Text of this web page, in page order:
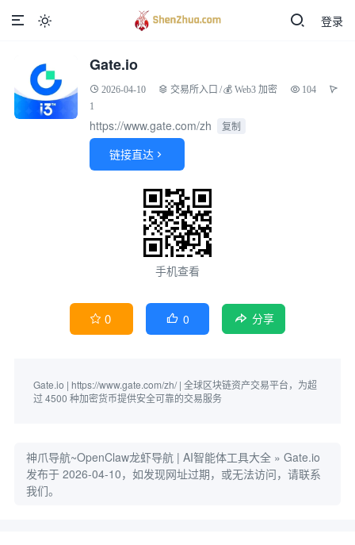
登录

Gate.io
2026-04-10 交易所入口 /‌💰‌ Web3 加密
104
1
https://www.gate.com/zh 复制
链接直达 
手机查看
 0  0 分享
Gate.io | https://www.gate.com/zh/ | 全球区块链资产交易平台，为超
过 4500 种加密货币提供安全可靠的交易服务
神爪导航~OpenClaw龙虾导航 | AI智能体工具大全 » Gate.io
发布于 2026-04-10，如发现网址过期，或无法访问，请联系
我们。